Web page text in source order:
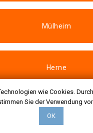
Mülheim
Herne
Leverkusen
wie Cookies.
Sie der Verwendung
ОК